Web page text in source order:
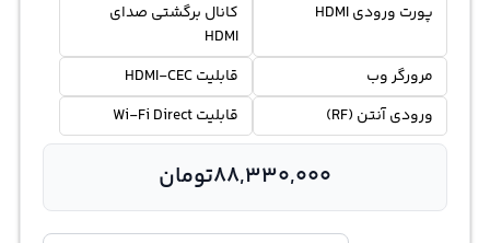
پورت ورودی HDMI
کانال برگشتی صدای
HDMI
مرورگر وب
قابلیت HDMI-CEC
ورودی آنتن (RF)
قابلیت Wi-Fi Direct
88,330,000تومان